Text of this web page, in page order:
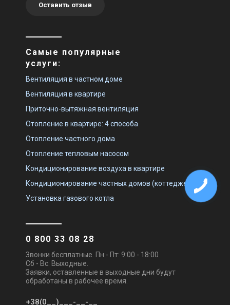
Оставить отзыв
Самые популярные
услуги:
Вентиляция в частном доме
Вентиляция в квартире
Приточно-вытяжная вентиляция
Отопление в квартире: 4 способа
Отопление частного дома
Отопление тепловым насосом
Кондиционирование воздуха в квартире
Кондиционирование частных домов (коттеджей)
Установка газового котла
0 800 33 08 28
Звонки бесплатные. Пн - Пт: 9:00 - 18:00
Сб - Вс: Выходные.
Заявки, оставленные в выходные дни будут
обработаны в рабочее время.